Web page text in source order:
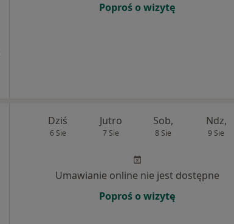
Poproś o wizytę
Dziś
6 Sie
Jutro
7 Sie
Sob,
8 Sie
Ndz,
9 Sie
Umawianie online nie jest dostępne
Poproś o wizytę